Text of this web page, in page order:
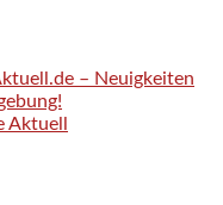
– Neuigkeiten